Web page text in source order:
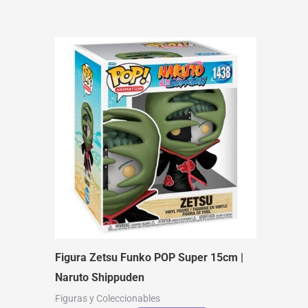
Figura Zetsu Funko POP Super 15cm |
Naruto Shippuden
Figuras y Coleccionables